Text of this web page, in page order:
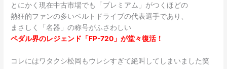
とにかく現在中古市場でも「プレミアム」がつくほどの
熱狂的ファンの多いベルトドライブの代表選手であり、
まさしく「名器」の称号がふさわしい
ペダル界のレジェンド「FP-720」が堂々復活！
コレにはワタクシ松岡もウレシすぎて絶叫してしまいました笑